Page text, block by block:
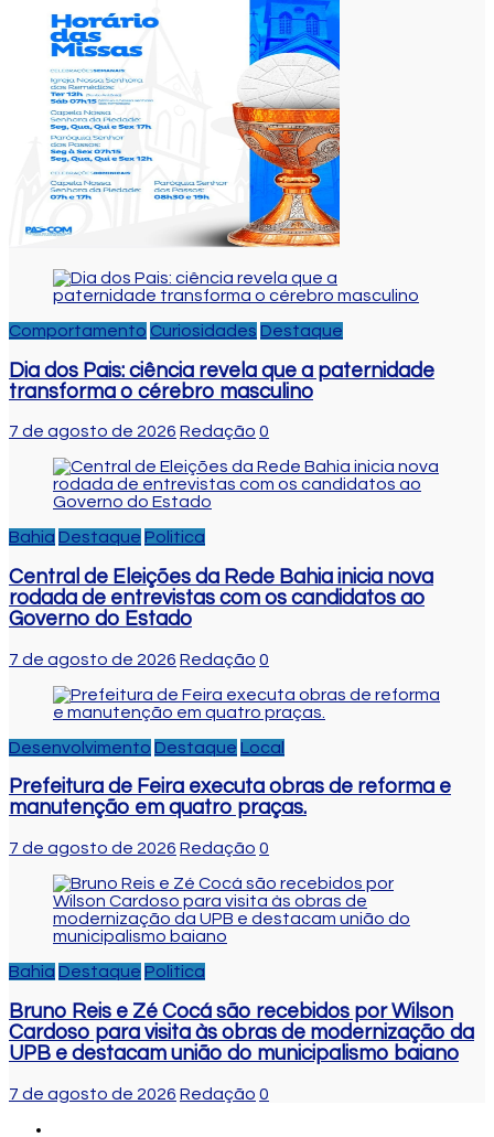
Comportamento Curiosidades Destaque
Dia dos Pais: ciência revela que a paternidade
transforma o cérebro masculino
7 de agosto de 2026 Redação 0
Bahia Destaque Politica
Central de Eleições da Rede Bahia inicia nova
rodada de entrevistas com os candidatos ao
Governo do Estado
7 de agosto de 2026 Redação 0
Desenvolvimento Destaque Local
Prefeitura de Feira executa obras de reforma e
manutenção em quatro praças.
7 de agosto de 2026 Redação 0
Bahia Destaque Politica
Bruno Reis e Zé Cocá são recebidos por Wilson
Cardoso para visita às obras de modernização da
UPB e destacam união do municipalismo baiano
7 de agosto de 2026 Redação 0